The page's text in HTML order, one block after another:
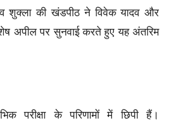
शुक्ला की खंडपीठ ने विवेक यादव और
अपील पर सुनवाई करते हुए यह अंतरिम
परीक्षा के परिणामों में छिपी हैं।